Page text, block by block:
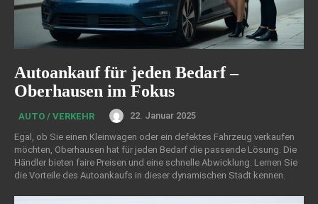
Autoankauf für jeden Bedarf –
Oberhausen im Fokus
AUTO / VERKEHR
22. Januar 2025
Egal, ob Sie einen Kleinwagen oder ein defektes Fahrzeug verkaufen
möchten, Oberhausen hat für jeden Bedarf die passende Lösung. Die
Händler bieten faire Preisen und eine schnelle Abwicklung. Lernen Sie
die Vorteile des Autoankaufs in dieser dynamischen Stadt kennen.